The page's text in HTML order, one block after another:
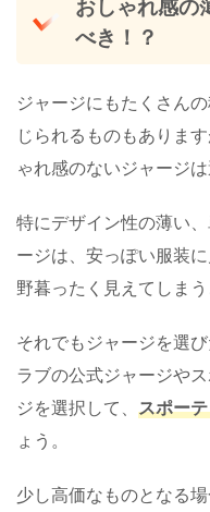
おしゃれ感の
べき！？
ジャージにもたくさん
じられるものもありま
ゃれ感のないジャージ
特にデザイン性の薄い
ージは、安っぽい服装
野暮ったく見えてしまう
それでもジャージを選
ラブの公式ジャージや
ジを選択して、 スポー
ょう。
少し高価なものとなる